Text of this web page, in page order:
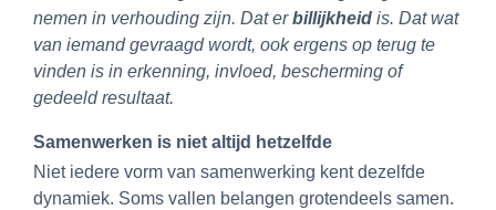
nemen in verhouding zijn. Dat erbillijkheid is. Dat wat
van iemand gevraagd wordt, ook ergens op terug te
vinden is in erkenning, invloed, bescherming of
gedeeld resultaat.
Samenwerken is niet altijd hetzelfde
Niet iedere vorm van samenwerking kent dezelfde
dynamiek. Soms vallen belangen grotendeels samen.